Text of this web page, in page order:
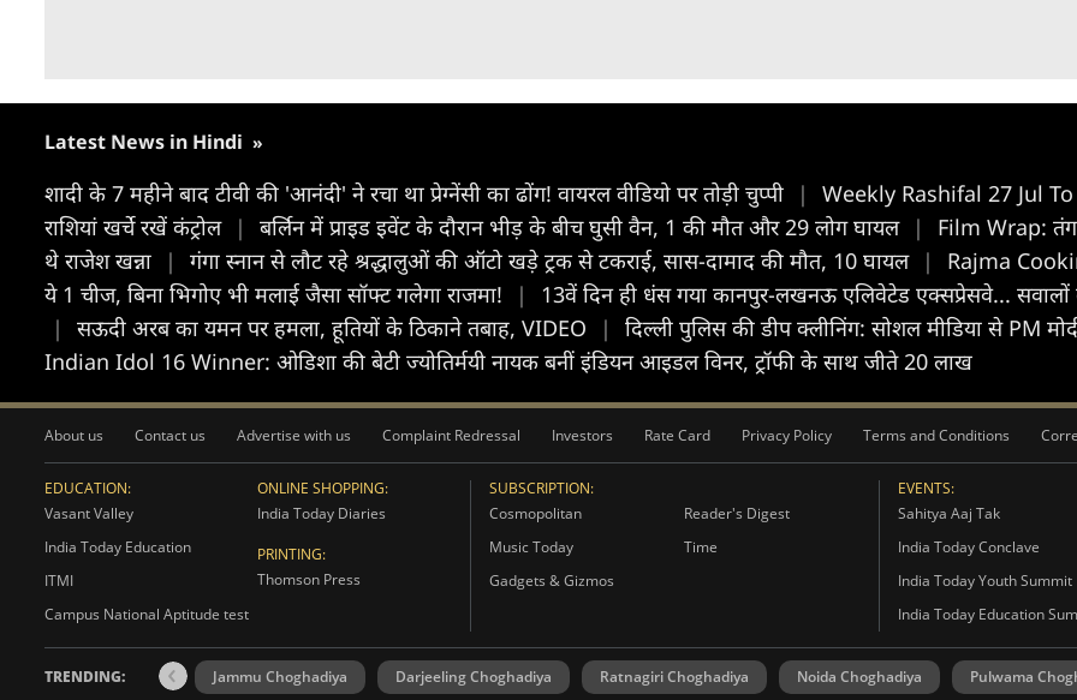
Latest News in Hindi »
शादी के 7 महीने बाद टीवी की 'आनंदी' ने रचा था प्रेग्नेंसी का ढोंग! वायरल वीडियो पर तोड़ी चुप्पी |
Weekly Rashifal 27 Jul To
राशियां खर्चे रखें कंट्रोल | बर्लिन में प्राइड इवेंट के दौरान भीड़ के बीच घुसी वैन, 1 की मौत और 29 लोग घायल |
Film Wrap: तंग
थे राजेश खन्ना
| गंगा स्नान से लौट रहे श्रद्धालुओं की ऑटो खड़े ट्रक से टकराई, सास-दामाद की मौत, 10 घायल |
Rajma
ये 1 चीज, बिना भिगोए भी मलाई जैसा सॉफ्ट गलेगा राजमा!
|
13वें दिन ही धंस गया कानपुर-लखनऊ एलिवेटेड एक्सप्रेसवे...
|
सऊदी अरब का यमन पर हमला, हूतियों के ठिकाने तबाह, VIDEO | दिल्ली पुलिस की डीप क्लीनिंग: सोशल मीडिया से PM
Indian Idol 16 Winner: ओडिशा की बेटी ज्योतिर्मयी नायक बनीं इंडियन आइडल विनर, ट्रॉफी के साथ जीते 20 लाख
About us Contact us Advertise with us Complaint Redressal Investors Rate Card Privacy Policy Terms and Conditions
EDUCATION:
Vasant Valley
India Today Education
ITMI
Campus National Aptitude test
ONLINE SHOPPING:
India Today Diaries
PRINTING:
Thomson Press
SUBSCRIPTION:
Cosmopolitan
Reader's Digest
Music Today
Time
Gadgets & Gizmos
EVENTS:
Sahitya Aaj Tak
India Today Conclave
India Today Youth Summit
India Today Education
TRENDING: Jammu Choghadiya Darjeeling Choghadiya Ratnagiri Choghadiya Noida Choghadiya Pulwama